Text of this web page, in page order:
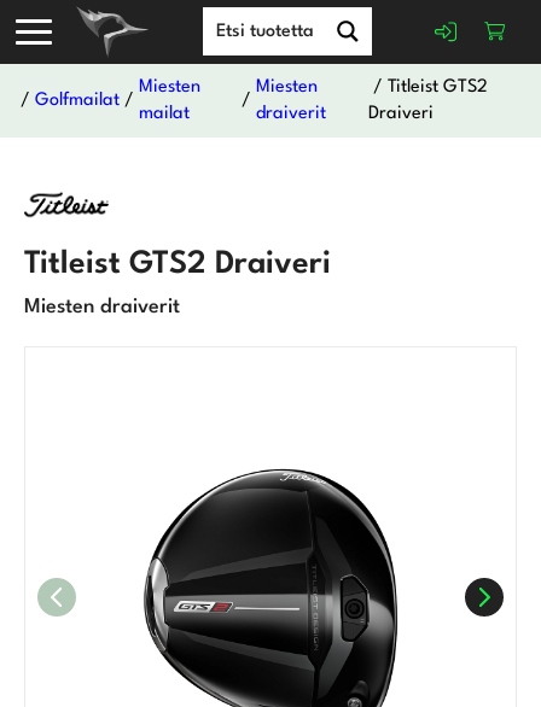
/Golfmailat /
Miesten
mailat
/
Miesten
draiverit
/ Titleist GTS2
Draiveri
Titleist GTS2 Draiveri
Miesten draiverit